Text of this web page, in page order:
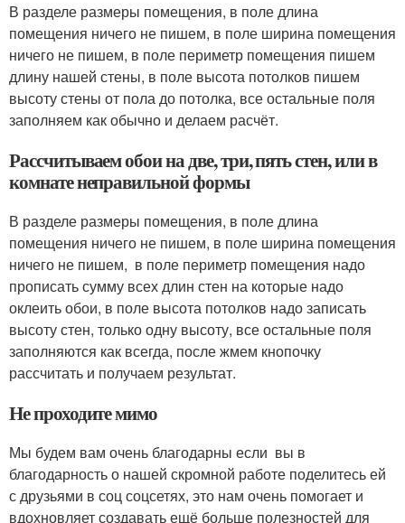
В разделе размеры помещения, в поле длина
помещения ничего не пишем, в поле ширина помещения
ничего не пишем, в поле периметр помещения пишем
длину нашей стены, в поле высота потолков пишем
высоту стены от пола до потолка, все остальные поля
заполняем как обычно и делаем расчёт.
Рассчитываем обои на две, три, пять стен, или в
комнате неправильной формы
В разделе размеры помещения, в поле длина
помещения ничего не пишем, в поле ширина помещения
ничего не пишем, в поле периметр помещения надо
прописать сумму всех длин стен на которые надо
оклеить обои, в поле высота потолков надо записать
высоту стен, только одну высоту, все остальные поля
заполняются как всегда, после жмем кнопочку
рассчитать и получаем результат.
Не проходите мимо
Мы будем вам очень благодарны если вы в
благодарность о нашей скромной работе поделитесь ей
с друзьями в соц соцсетях, это нам очень помогает и
вдохновляет создавать ещё больше полезностей для